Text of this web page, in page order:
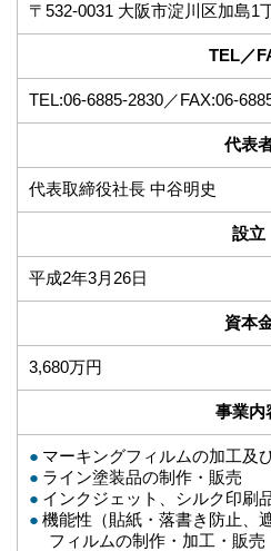
〒532-0031 大阪市淀川区加島1
TEL／
TEL:06-6885-2830／FAX:06-
代表
代表取締役社長 中谷明史
設立
平成2年3月26日
資本
3,680万円
事業内
マーキングフィルムの加工及
ライン塗装品の制作・販売
インクジェット、シルク印刷
機能性（貼紙・落書き防止、
フィルムの制作・加工・販売